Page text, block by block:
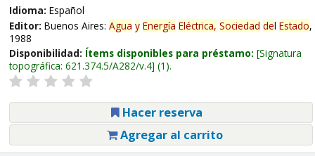
Idioma: Español
Editor: Buenos Aires: Agua y Energía Eléctrica, Sociedad del Estado,
1988
Disponibilidad: Ítems disponibles para préstamo: Signatura
topográfica: 621.374.5/A282/v.4 (1).
Hacer reserva
Agregar al carrito